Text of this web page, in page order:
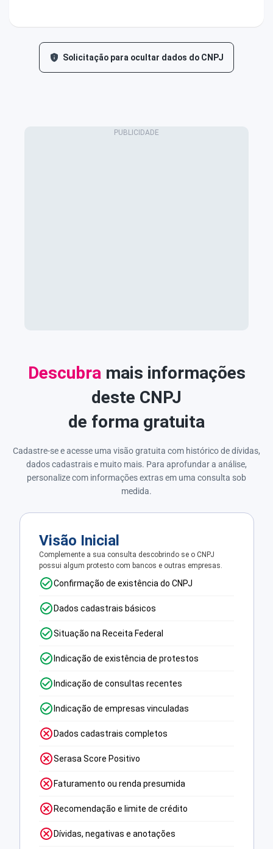
Solicitação para ocultar dados do CNPJ
Descubra mais informações
deste CNPJ
de forma gratuita
Cadastre-se e acesse uma visão gratuita com histórico de dívidas,
dados cadastrais e muito mais. Para aprofundar a análise,
personalize com informações extras em uma consulta sob
medida.
Visão Inicial
Complemente a sua consulta descobrindo se o CNPJ
possui algum protesto com bancos e outras empresas.
Confirmação de existência do CNPJ
Dados cadastrais básicos
Situação na Receita Federal
Indicação de existência de protestos
Indicação de consultas recentes
Indicação de empresas vinculadas
Dados cadastrais completos
Serasa Score Positivo
Faturamento ou renda presumida
Recomendação e limite de crédito
Dívidas, negativas e anotações